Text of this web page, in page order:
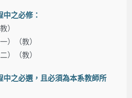
之必修：
）
）（教）
）（教）
中之必選，且必須為本系教師所